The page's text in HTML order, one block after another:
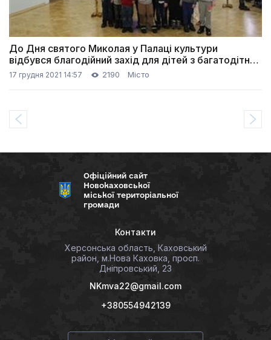
До Дня святого Миколая у Палаці культури
відбувся благодійний захід для дітей з багатодітних
родин
17 грудня 2021 14:57 2190 Місто
Офіційний сайт
Новокаховської
міської територіальної
громади
Контакти
Херсонська область, Каховський
район, м.Нова Каховка, просп.
Дніпровський, 23
NKmva22@gmail.com
+380554942139